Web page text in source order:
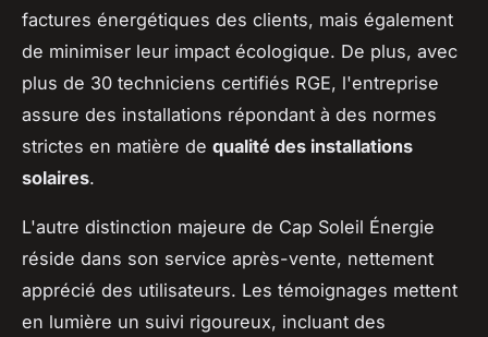
factures énergétiques des clients, mais également
de minimiser leur impact écologique. De plus, avec
plus de 30 techniciens certifiés RGE, l'entreprise
assure des installations répondant à des normes
strictes en matière de qualité des installations
solaires.
L'autre distinction majeure de Cap Soleil Énergie
réside dans son service après-vente, nettement
apprécié des utilisateurs. Les témoignages mettent
en lumière un suivi rigoureux, incluant des